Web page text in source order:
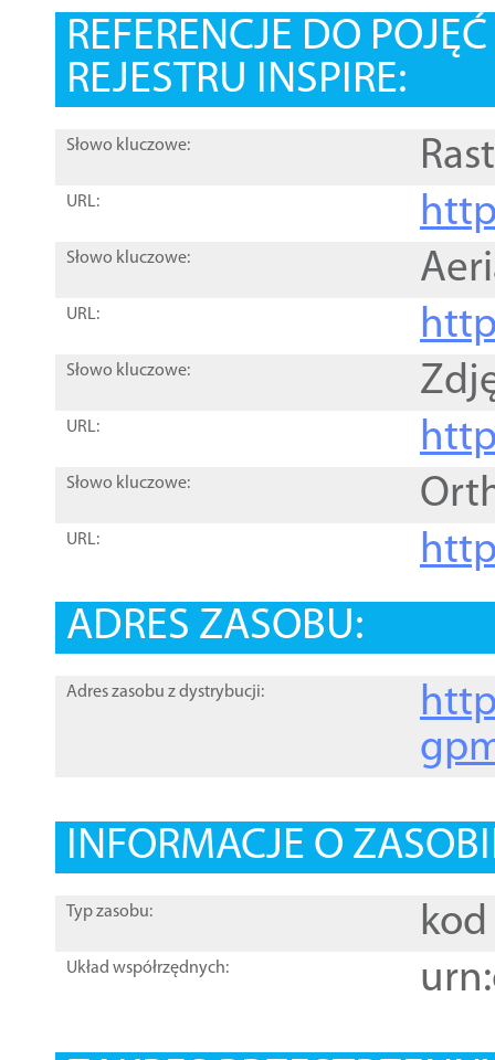
REFERENCJE DO
REJESTRU INSPIRE:
Słowo kluczowe:
URL:
Słowo kluczowe:
URL:
Słowo kluczowe:
URL:
Słowo kluczowe:
URL:
ADRES ZASOBU:
Adres zasobu z dystrybucji:
INFORMACJE O
Typ zasobu: kod
Układ współrzędnych: